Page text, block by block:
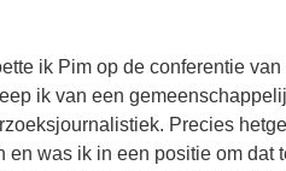
ik Pim op de conferentie
ik van een
Precies
en was ik in een positie om